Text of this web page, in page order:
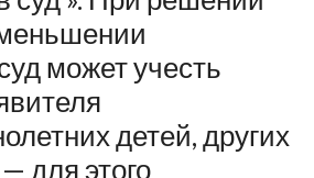
может учесть
детей, других
для этого